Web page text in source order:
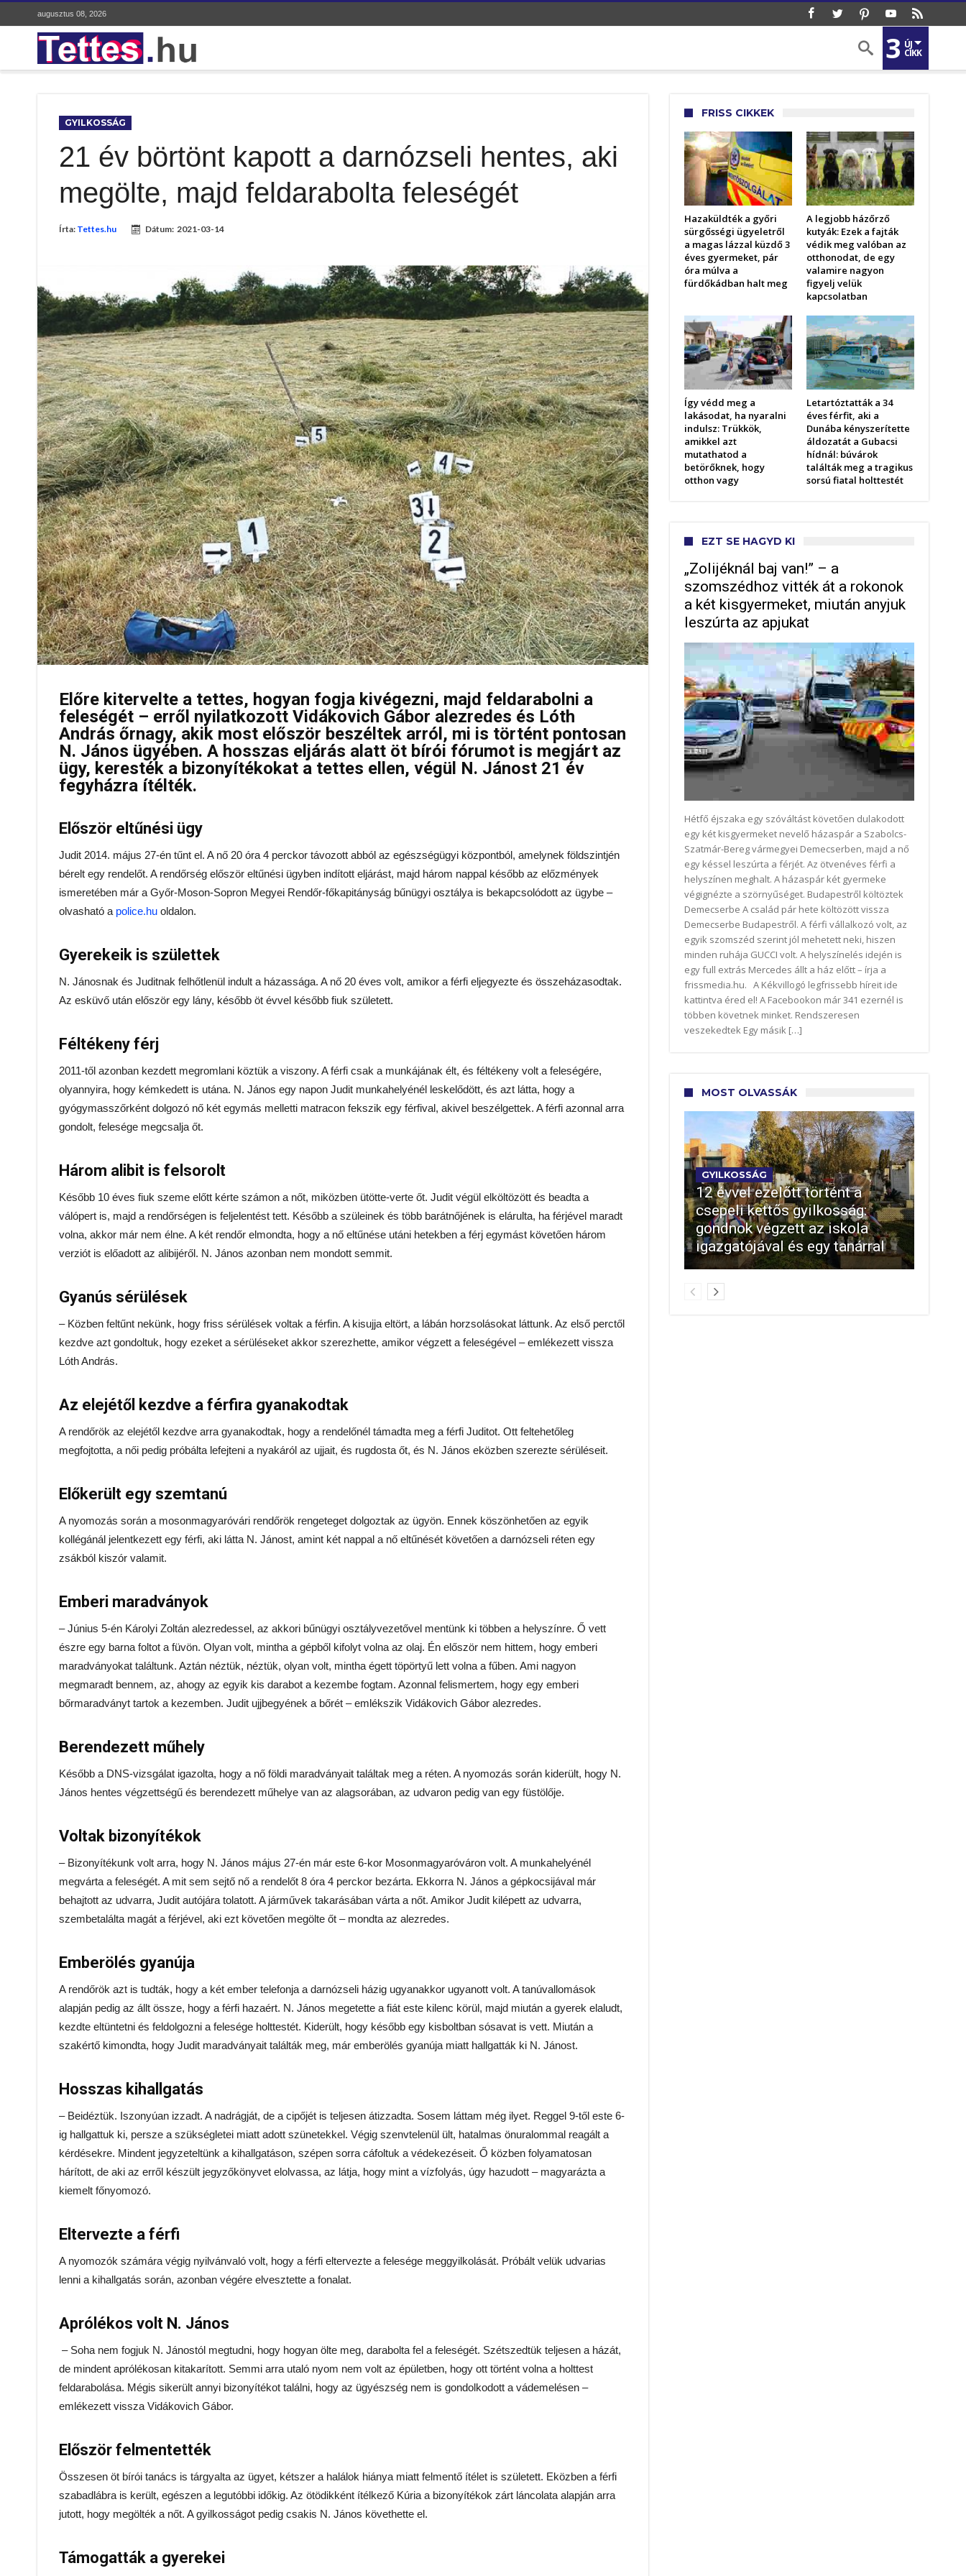
augusztus 08, 2026
3 ÚJ
CIKK
GYILKOSSÁG
21 év börtönt kapott a darnózseli hentes, aki
megölte, majd feldarabolta feleségét
Írta: Tettes.hu Dátum: 2021-03-14
Előre kitervelte a tettes, hogyan fogja kivégezni, majd feldarabolni a
feleségét – erről nyilatkozott Vidákovich Gábor alezredes és Lóth
András őrnagy, akik most először beszéltek arról, mi is történt pontosan
N. János ügyében. A hosszas eljárás alatt öt bírói fórumot is megjárt az
ügy, keresték a bizonyítékokat a tettes ellen, végül N. Jánost 21 év
fegyházra ítélték.
Először eltűnési ügy
Judit 2014. május 27-én tűnt el. A nő 20 óra 4 perckor távozott abból az egészségügyi központból, amelynek földszintjén
bérelt egy rendelőt. A rendőrség először eltűnési ügyben indított eljárást, majd három nappal később az előzmények
ismeretében már a Győr-Moson-Sopron Megyei Rendőr-főkapitányság bűnügyi osztálya is bekapcsolódott az ügybe –
olvasható a police.hu oldalon.
Gyerekeik is születtek
N. Jánosnak és Juditnak felhőtlenül indult a házassága. A nő 20 éves volt, amikor a férfi eljegyezte és összeházasodtak.
Az esküvő után először egy lány, később öt évvel később fiuk született.
Féltékeny férj
2011-től azonban kezdett megromlani köztük a viszony. A férfi csak a munkájának élt, és féltékeny volt a feleségére,
olyannyira, hogy kémkedett is utána. N. János egy napon Judit munkahelyénél leskelődött, és azt látta, hogy a
gyógymasszőrként dolgozó nő két egymás melletti matracon fekszik egy férfival, akivel beszélgettek. A férfi azonnal arra
gondolt, felesége megcsalja őt.
Három alibit is felsorolt
Később 10 éves fiuk szeme előtt kérte számon a nőt, miközben ütötte-verte őt. Judit végül elköltözött és beadta a
válópert is, majd a rendőrségen is feljelentést tett. Később a szüleinek és több barátnőjének is elárulta, ha férjével maradt
volna, akkor már nem élne. A két rendőr elmondta, hogy a nő eltűnése utáni hetekben a férj egymást követően három
verziót is előadott az alibijéről. N. János azonban nem mondott semmit.
Gyanús sérülések
– Közben feltűnt nekünk, hogy friss sérülések voltak a férfin. A kis­ujja eltört, a lábán horzsolásokat láttunk. Az első perctől
kezdve azt gondoltuk, hogy ezeket a sérüléseket akkor szerezhette, amikor végzett a feleségével – emlékezett vissza
Lóth András.
Az elejétől kezdve a férfira gyanakodtak
A rendőrök az elejétől kezdve arra gyanakodtak, hogy a rendelőnél támadta meg a férfi Juditot. Ott feltehetőleg
megfojtotta, a női pedig próbálta lefejteni a nyakáról az ujjait, és rugdosta őt, és N. János eközben szerezte sérüléseit.
Előkerült egy szemtanú
A nyomozás során a mosonmagyaróvári rendőrök rengeteget dolgoztak az ügyön. Ennek köszönhetően az egyik
kollégánál jelentkezett egy férfi, aki látta N. Jánost, amint két nappal a nő eltűnését követően a darnózseli réten egy
zsákból kiszór valamit.
Emberi maradványok
– Június 5-én Károlyi Zoltán alezredessel, az akkori bűnügyi osztályvezetővel mentünk ki többen a helyszínre. Ő vett
észre egy barna foltot a füvön. Olyan volt, mintha a gépből kifolyt volna az olaj. Én először nem hittem, hogy emberi
maradványokat találtunk. Aztán néztük, néztük, olyan volt, mintha égett töpörtyű lett volna a fűben. Ami nagyon
megmaradt bennem, az, ahogy az egyik kis darabot a kezembe fogtam. Azonnal felismertem, hogy egy emberi
bőrmaradványt tartok a kezemben. Judit ujjbegyének a bőrét – emlékszik ­Vidákovich Gábor alezredes.
Berendezett műhely
Később a DNS-vizsgálat igazolta, hogy a nő földi maradványait találtak meg a réten. A nyomozás során kiderült, hogy N.
János hentes végzettségű és berendezett műhelye van az alagsorában, az udvaron pedig van egy füstölője.
Voltak bizonyítékok
– Bizonyítékunk volt arra, hogy N. János május 27-én már este 6-kor Mosonmagyaróváron volt. A munkahelyénél
megvárta a feleségét. A mit sem sejtő nő a rendelőt 8 óra 4 perckor bezárta. Ekkorra N. János a gépkocsijával már
behajtott az udvarra, Judit autójára tolatott. A járművek takarásában várta a nőt. Amikor Judit kilépett az udvarra,
szembetalálta magát a férjével, aki ezt követően megölte őt – mondta az alezredes.
Emberölés gyanúja
A rendőrök azt is tudták, hogy a két ember telefonja a darnózseli házig ugyanakkor ugyanott volt. A tanúvallomások
alapján pedig az állt össze, hogy a férfi hazaért. N. János megetette a fiát este kilenc körül, majd miután a gyerek elaludt,
kezdte eltüntetni és feldolgozni a felesége holttestét. Kiderült, hogy később egy kisboltban sósavat is vett. Miután a
szakértő kimondta, hogy Judit maradványait találták meg, már emberölés gyanúja miatt hallgatták ki N. Jánost.
Hosszas kihallgatás
– Beidéztük. Iszonyúan izzadt. A nadrágját, de a cipőjét is teljesen átizzadta. Sosem láttam még ilyet. Reggel 9-től este 6-
ig hallgattuk ki, persze a szükségletei miatt adott szünetekkel. Végig szenvtelenül ült, hatalmas önuralommal reagált a
kérdésekre. Mindent jegyzeteltünk a kihallgatáson, szépen sorra cáfoltuk a védekezéseit. Ő közben folyamatosan
hárított, de aki az erről készült jegyzőkönyvet elolvassa, az látja, hogy mint a vízfolyás, úgy hazudott – magyarázta a
kiemelt főnyomozó.
Eltervezte a férfi
A nyomozók számára végig nyilvánvaló volt, hogy a férfi eltervezte a felesége meggyilkolását. Próbált velük udvarias
lenni a kihallgatás során, azonban végére elvesztette a fonalat.
Aprólékos volt N. János
– Soha nem fogjuk N. Jánostól megtudni, hogy hogyan ölte meg, darabolta fel a feleségét. Szétszedtük teljesen a házát,
de mindent aprólékosan kitakarított. Semmi arra utaló nyom nem volt az épületben, hogy ott történt volna a holttest
feldarabolása. Mégis sikerült annyi bizonyítékot találni, hogy az ügyészség nem is gondolkodott a vádemelésen –
emlékezett vissza Vidákovich Gábor.
Először felmentették
Összesen öt bírói tanács is tárgyalta az ügyet, kétszer a halálok hiánya miatt felmentő ítélet is született. Eközben a férfi
szabadlábra is került, egészen a legutóbbi időkig. Az ötödikként ítélkező Kúria a bizonyítékok zárt láncolata alapján arra
jutott, hogy megölték a nőt. A gyilkosságot pedig csakis N. János követhette el.
Támogatták a gyerekei
FRISS CIKKEK
Hazaküldték a győri
sürgősségi ügyeletről
a magas lázzal küzdő 3
éves gyermeket, pár
óra múlva a
fürdőkádban halt meg
A legjobb házőrző
kutyák: Ezek a fajták
védik meg valóban az
otthonodat, de egy
valamire nagyon
figyelj velük
kapcsolatban
Így védd meg a
lakásodat, ha nyaralni
indulsz: Trükkök,
amikkel azt
mutathatod a
betörőknek, hogy
otthon vagy
Letartóztatták a 34
éves férfit, aki a
Dunába kényszerítette
áldozatát a Gubacsi
hídnál: búvárok
találták meg a tragikus
sorsú fiatal holttestét
EZT SE HAGYD KI
„Zolijéknál baj van!” – a
szomszédhoz vitték át a rokonok
a két kisgyermeket, miután anyjuk
leszúrta az apjukat
Hétfő éjszaka egy szóváltást követően dulakodott
egy két kisgyermeket nevelő házaspár a Szabolcs-
Szatmár-Bereg vármegyei Demecserben, majd a nő
egy késsel leszúrta a férjét. Az ötvenéves férfi a
helyszínen meghalt. A házaspár két gyermeke
végignézte a szörnyűséget. Budapestről költöztek
Demecserbe A család pár hete költözött vissza
Demecserbe Budapestről. A férfi vállalkozó volt, az
egyik szomszéd szerint jól mehetett neki, hiszen
minden ruhája GUCCI volt. A helyszínelés idején is
egy full extrás Mercedes állt a ház előtt – írja a
frissmedia.hu. A Kékvillogó legfrissebb híreit ide
kattintva éred el! A Facebookon már 341 ezernél is
többen követnek minket. Rendszeresen
veszekedtek Egy másik […]
MOST OLVASSÁK
GYILKOSSÁG
12 évvel ezelőtt történt a
csepeli kettős gyilkosság:
gondnok végzett az iskola
igazgatójával és egy tanárral